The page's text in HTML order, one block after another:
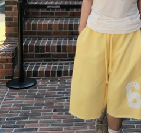
신상 5%
베스트
MADE
세트할인 ~30%
하객룩